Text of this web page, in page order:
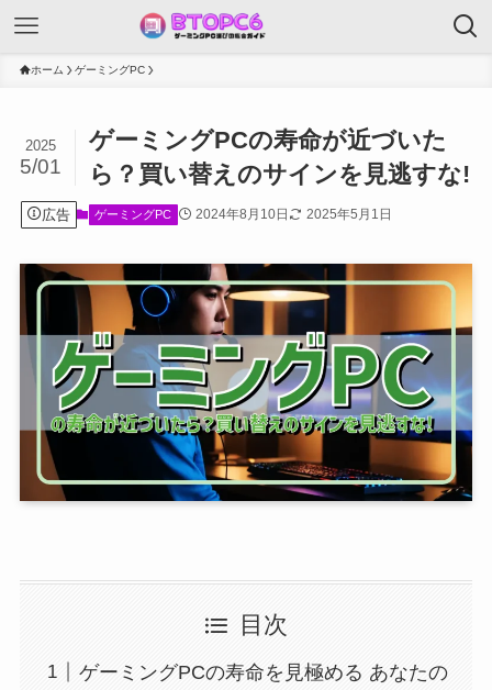
ホーム ゲーミングPC
ゲーミングPCの寿命が近づいた
ら？買い替えのサインを見逃すな!
2025
5/01
広告 ゲーミングPC 2024年8月10日 2025年5月1日
目次
ゲーミングPCの寿命を見極める あなたの